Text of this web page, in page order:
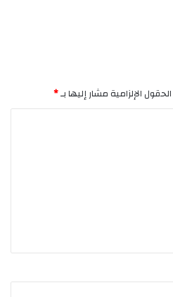
الحقول الإلزامية مشار إليها بـ*